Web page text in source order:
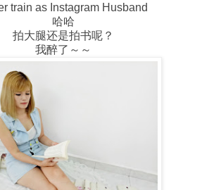
train as Instagram Husband
哈哈
拍大腿还是拍书呢？
我醉了～～